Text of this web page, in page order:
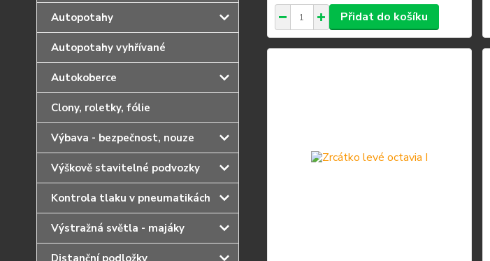
Autopotahy
Autopotahy vyhřívané
Autokoberce
Clony, roletky, fólie
Výbava - bezpečnost, nouze
Výškově stavitelné podvozky
Kontrola tlaku v pneumatikách
Výstražná světla - majáky
Distanční podložky
Přidat do košíku